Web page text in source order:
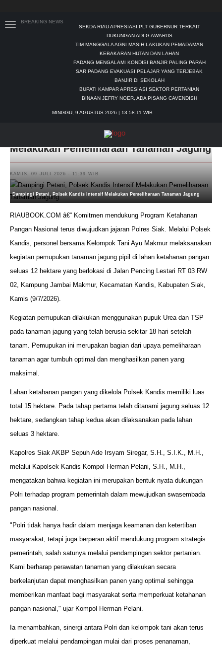
BREAKING NEWS
SEKDA RIAU APRESIASI PLT GUBERNUR TERKAIT
DUKUNGAN ADLG AWARDS
TIM MANGGALA AGNI MASIH LAKUKAN PEMADAMAN
KEBAKARAN HUTAN DAN LAHAN
PADANG MENGALAMI KONDISI BANJIR PALING PARAH
SAR PADANG EVAKUASI PELAJAR YANG TERJEBAK
BANJIR DI SEKOLAH
BUPATI KAMPAR APRESIASI SEKTOR PERTANIAN
BINAAN JEFRY NOER, ADA PISANG CAVENDISH
MINGGU, 9 AGUSTUS 2026 | 13:58:12 WIB
Dampingi Petani, Polsek Kandis Intensif
Melakukan Pemeliharaan Tanaman Jagung
KAMIS, 09 JULI 2026 - 11:39 WIB
Dampingi Petani, Polsek Kandis Intensif Melakukan Pemeliharaan Tanaman Jagung
RIAUBOOK.COM â€“ Komitmen mendukung Program Ketahanan
Pangan Nasional terus diwujudkan jajaran Polres Siak. Melalui Polsek
Kandis, personel bersama Kelompok Tani Ayu Makmur melaksanakan
kegiatan pemupukan tanaman jagung pipil di lahan ketahanan pangan
seluas 12 hektare yang berlokasi di Jalan Pencing Lestari RT 03 RW
02, Kampung Jambai Makmur, Kecamatan Kandis, Kabupaten Siak,
Kamis (9/7/2026).
Kegiatan pemupukan dilakukan menggunakan pupuk Urea dan TSP
pada tanaman jagung yang telah berusia sekitar 18 hari setelah
tanam. Pemupukan ini merupakan bagian dari upaya pemeliharaan
tanaman agar tumbuh optimal dan menghasilkan panen yang
maksimal.
Lahan ketahanan pangan yang dikelola Polsek Kandis memiliki luas
total 15 hektare. Pada tahap pertama telah ditanami jagung seluas 12
hektare, sedangkan tahap kedua akan dilaksanakan pada lahan
seluas 3 hektare.
Kapolres Siak AKBP Sepuh Ade Irsyam Siregar, S.H., S.I.K., M.H.,
melalui Kapolsek Kandis Kompol Herman Pelani, S.H., M.H.,
mengatakan bahwa kegiatan ini merupakan bentuk nyata dukungan
Polri terhadap program pemerintah dalam mewujudkan swasembada
pangan nasional.
"Polri tidak hanya hadir dalam menjaga keamanan dan ketertiban
masyarakat, tetapi juga berperan aktif mendukung program strategis
pemerintah, salah satunya melalui pendampingan sektor pertanian.
Kami berharap perawatan tanaman yang dilakukan secara
berkelanjutan dapat menghasilkan panen yang optimal sehingga
memberikan manfaat bagi masyarakat serta memperkuat ketahanan
pangan nasional," ujar Kompol Herman Pelani.
Ia menambahkan, sinergi antara Polri dan kelompok tani akan terus
diperkuat melalui pendampingan mulai dari proses penanaman,